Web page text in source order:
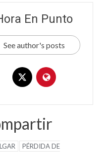
En Punto
See author's posts
PÉRDIDA DE